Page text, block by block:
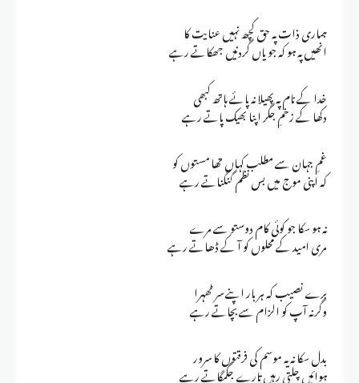
ہماری ذات پہ حق کچھ نہیں عنایت کا
انھیں پہ ہو کہ جو یاں گردنیں جھکاتے رہے
خدا کے نام پہ پھیلا نہ پائے ہاتھ کبھی
دکھا کے زخمِ جگر اپنا بھیک پاتے رہے
غمِ جہان سے مطلب کہاں تھا مستوں کو
کہ اپنی موج میں بس نظم گنگناتے رہے
نہ ہو سکا جو کوئی کام دوستو سے مرے
مری امید کے محلوں کو آ کے ڈھاتے رہے
برے نصیب کہ ہر بار اپنے سر ٹھہرا
وگرنہ آپ کو الزام سے بچاتے رہے
بدل سکا نہ یہ موسم کی فرقتوں کا سرور
ہوائیں چلتی رہیں تارے جگمگاتے رہے